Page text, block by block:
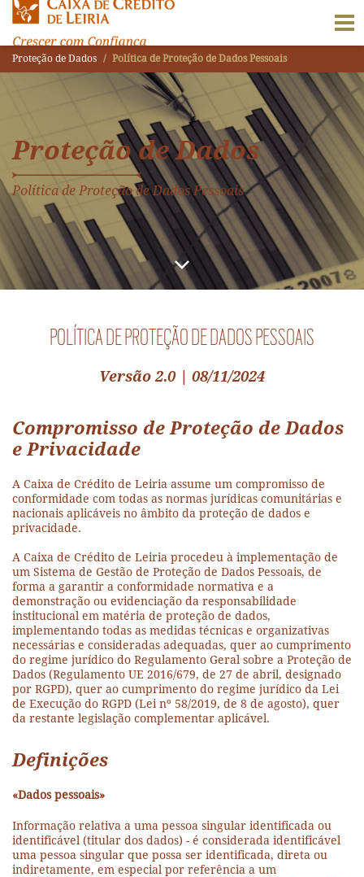
Proteção de Dados Política de Proteção de Dados Pessoais
Proteção de Dados
Política de Proteção de Dados Pessoais
POLÍTICA DE PROTEÇÃO DE DADOS PESSOAIS
Versão 2.0 | 08/11/2024
Compromisso de Proteção de Dados
e Privacidade
A Caixa de Crédito de Leiria assume um compromisso de
conformidade com todas as normas jurídicas comunitárias e
nacionais aplicáveis no âmbito da proteção de dados e
privacidade.
A Caixa de Crédito de Leiria procedeu à implementação de
um Sistema de Gestão de Proteção de Dados Pessoais, de
forma a garantir a conformidade normativa e a
demonstração ou evidenciação da responsabilidade
institucional em matéria de proteção de dados,
implementando todas as medidas técnicas e organizativas
necessárias e consideradas adequadas, quer ao cumprimento
do regime jurídico do Regulamento Geral sobre a Proteção de
Dados (Regulamento UE 2016/679, de 27 de abril, designado
por RGPD), quer ao cumprimento do regime jurídico da Lei
de Execução do RGPD (Lei nº 58/2019, de 8 de agosto), quer
da restante legislação complementar aplicável.
Definições
«Dados pessoais»
Informação relativa a uma pessoa singular identificada ou
identificável (titular dos dados) - é considerada identificável
uma pessoa singular que possa ser identificada, direta ou
indiretamente, em especial por referência a um